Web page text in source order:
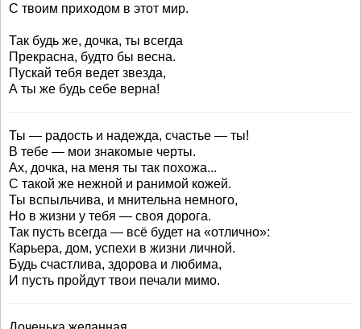
С твоим приходом в этот мир.
Так будь же, дочка, ты всегда
Прекрасна, будто бы весна.
Пускай тебя ведет звезда,
А ты же будь себе верна!
Ты — радость и надежда, счастье — ты!
В тебе — мои знакомые черты.
Ах, дочка, на меня ты так похожа...
С такой же нежной и ранимой кожей.
Ты вспыльчива, и мнительна немного,
Но в жизни у тебя — своя дорога.
Так пусть всегда — всё будет на «отлично»:
Карьера, дом, успехи в жизни личной.
Будь счастлива, здорова и любима,
И пусть пройдут твои печали мимо.